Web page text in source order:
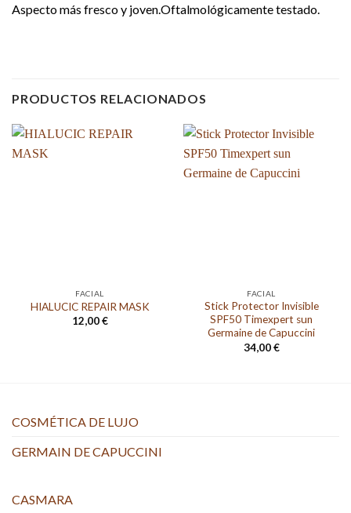
Aspecto más fresco y joven.Oftalmológicamente testado.
PRODUCTOS RELACIONADOS
FACIAL
HIALUCIC REPAIR MASK
12,00€
FACIAL
Stick Protector Invisible
SPF50 Timexpert sun
Germaine de Capuccini
34,00€
COSMÉTICA DE LUJO
GERMAIN DE CAPUCCINI
CASMARA